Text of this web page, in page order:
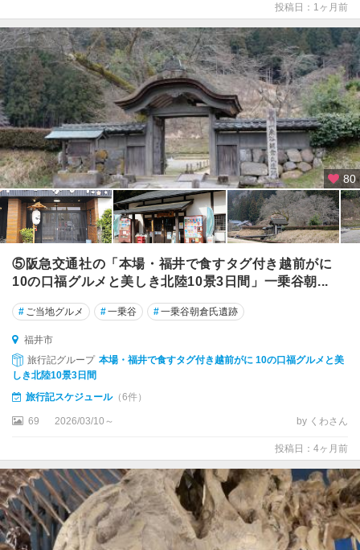
投稿日：1ヶ月前
80
⑤阪急交通社の「本場・福井で食すタグ付き越前がに
10の口福グルメと美しき北陸10景3日間」一乗谷朝...
# ご当地グルメ #一乗谷 #一乗谷朝倉氏遺跡
福井市
旅行記グループ 本場・福井で食すタグ付き越前がに 10の口福グルメと美
しき北陸10景3日間
旅行記スケジュール（6件）
69 2026/03/10～ by くわさん
投稿日：4ヶ月前